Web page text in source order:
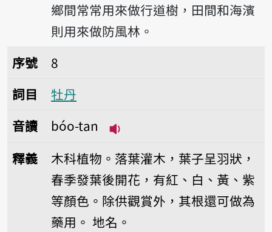
鄉間常常用來做行道樹，田間和海濱
則用來做防風林。
序號8牡丹
序號
8
詞目
牡丹
音讀
bóo-tan
釋義
木科植物。落葉灌木，葉子呈羽狀，
春季發葉後開花，有紅、白、黃、紫
等顏色。除供觀賞外，其根還可做為
藥用。 地名。